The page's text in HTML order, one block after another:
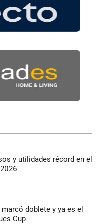
y utilidades récord en el
doblete y ya es el
Cup